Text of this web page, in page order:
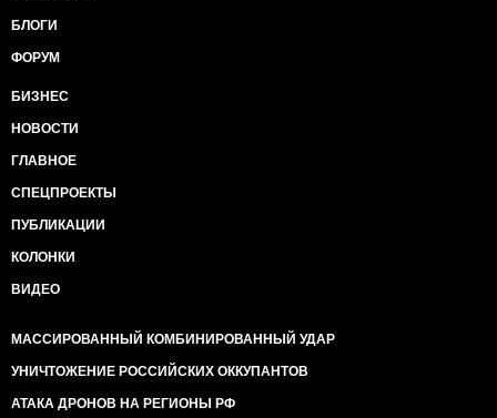
БЛОГИ
ФОРУМ
БИЗНЕС
НОВОСТИ
ГЛАВНОЕ
СПЕЦПРОЕКТЫ
ПУБЛИКАЦИИ
КОЛОНКИ
ВИДЕО
МАССИРОВАННЫЙ КОМБИНИРОВАННЫЙ УДАР
УНИЧТОЖЕНИЕ РОССИЙСКИХ ОККУПАНТОВ
АТАКА ДРОНОВ НА РЕГИОНЫ РФ